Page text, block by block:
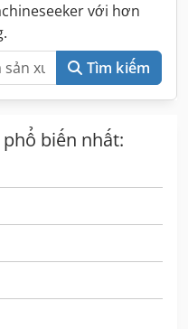
với hơn
Tìm kiếm
biến nhất: